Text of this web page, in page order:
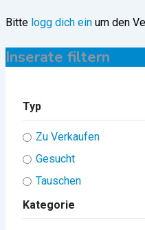
Bitte logg dich ein um den
Inserate filtern
Typ
Zu Verkaufen
Gesucht
Tauschen
Kategorie